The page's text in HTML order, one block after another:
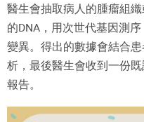
醫生會抽取病人的腫瘤組
的DNA，用次世代基因測
變異。得出的數據會結合
析，最後醫生會收到一份
報告。